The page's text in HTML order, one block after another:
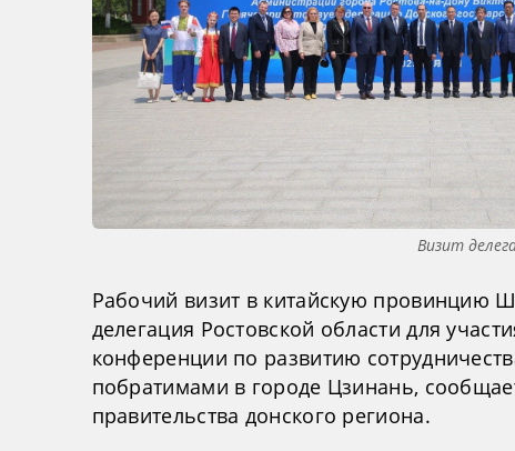
Визит
Рабочий визит в китайскую провинцию
делегация Ростовской области для
конференции по развитию
побратимами в городе Цзинань,
правительства донского региона.